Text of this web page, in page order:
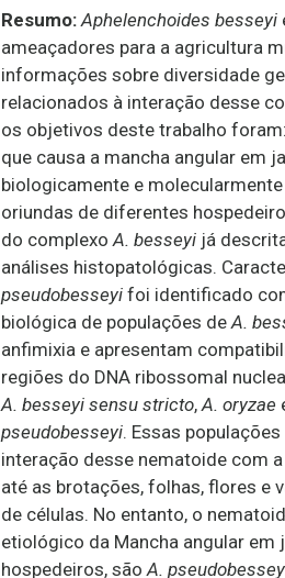
Resumo:Aphelenchoides besseyi
ameaçadores para a agricultura
informações sobre diversidade
relacionados à interação desse
os objetivos deste trabalho
que causa a mancha angular em
biologicamente e
oriundas de diferentes
do complexoA. besseyi já
análises histopatológicas.
pseudobesseyi foi identificado
biológica de populações deA.
anfimixia e apresentam
regiões do DNA ribossomal
A. besseyi sensu stricto,A. oryzae
pseudobesseyi. Essas
interação desse nematoide com
até as brotações, folhas, flores e
de células. No entanto, o
etiológico da Mancha angular
hospedeiros, sãoA.